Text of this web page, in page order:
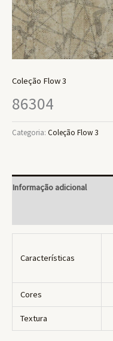
Coleção Flow 3
86304
Categoria: Coleção Flow 3
Informação adicional
Características
Cores
Textura